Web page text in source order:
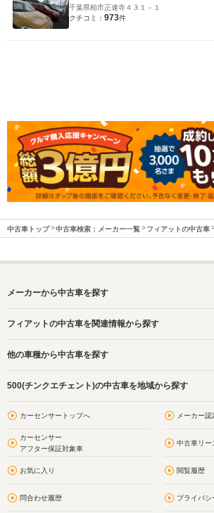
千葉県柏市正連寺４３１－１
クチコミ： 973件
中古車トップ 中古車検索：メーカー一覧 フィアットの中古車
メーカーから中古車を探す
フィアットの中古車を関連情報から探す
他の車種から中古車を探す
500(チンクエチェント)の中古車を地域から探す
カーセンサートップへ メーカー
カーセンサー
アフター保証対象車
中古車リー
お気に入り 閲覧履歴
問合わせ履歴 プライバシ